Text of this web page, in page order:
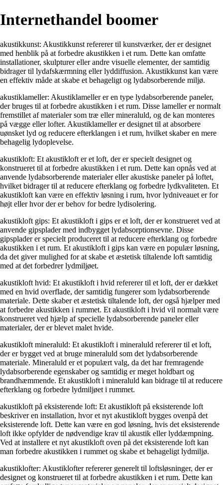
Internethandel boomer
akustikkunst: Akustikkunst refererer til kunstværker, der er designet
med henblik på at forbedre akustikken i et rum. Dette kan omfatte
installationer, skulpturer eller andre visuelle elementer, der samtidig
bidrager til lydafskærmning eller lyddiffusion. Akustikkunst kan være
en effektiv måde at skabe et behageligt og lydabsorberende miljø.
akustiklameller: Akustiklameller er en type lydabsorberende paneler,
der bruges til at forbedre akustikken i et rum. Disse lameller er normalt
fremstillet af materialer som træ eller mineraluld, og de kan monteres
på vægge eller lofter. Akustiklameller er designet til at absorbere
uønsket lyd og reducere efterklangen i et rum, hvilket skaber en mere
behagelig lydoplevelse.
akustikloft: Et akustikloft er et loft, der er specielt designet og
konstrueret til at forbedre akustikken i et rum. Dette kan opnås ved at
anvende lydabsorberende materialer eller akustiske paneler på loftet,
hvilket bidrager til at reducere efterklang og forbedre lydkvaliteten. Et
akustikloft kan være en effektiv løsning i rum, hvor lydniveauet er for
højt eller hvor der er behov for bedre lydisolering.
akustikloft gips: Et akustikloft i gips er et loft, der er konstrueret ved at
anvende gipsplader med indbygget lydabsorptionsevne. Disse
gipsplader er specielt produceret til at reducere efterklang og forbedre
akustikken i et rum. Et akustikloft i gips kan være en populær løsning,
da det giver mulighed for at skabe et æstetisk tiltalende loft samtidig
med at det forbedrer lydmiljøet.
akustikloft hvid: Et akustikloft i hvid refererer til et loft, der er dækket
med en hvid overflade, der samtidig fungerer som lydabsorberende
materiale. Dette skaber et æstetisk tiltalende loft, der også hjælper med
at forbedre akustikken i rummet. Et akustikloft i hvid vil normalt være
konstrueret ved hjælp af specielle lydabsorberende paneler eller
materialer, der er blevet malet hvide.
akustikloft mineraluld: Et akustikloft i mineraluld refererer til et loft,
der er bygget ved at bruge mineraluld som det lydabsorberende
materiale. Mineraluld er et populært valg, da det har fremragende
lydabsorberende egenskaber og samtidig er meget holdbart og
brandhæmmende. Et akustikloft i mineraluld kan bidrage til at reducere
efterklang og forbedre lydmiljøet i rummet.
akustikloft på eksisterende loft: Et akustikloft på eksisterende loft
beskriver en installation, hvor et nyt akustikloft bygges ovenpå det
eksisterende loft. Dette kan være en god løsning, hvis det eksisterende
loft ikke opfylder de nødvendige krav til akustik eller lyddæmpning.
Ved at installere et nyt akustikloft oven på det eksisterende loft kan
man forbedre akustikken i rummet og skabe et behageligt lydmiljø.
akustiklofter: Akustiklofter refererer generelt til loftsløsninger, der er
designet og konstrueret til at forbedre akustikken i et rum. Dette kan